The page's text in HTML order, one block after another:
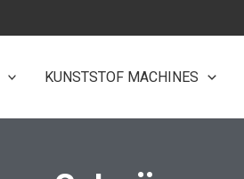
KUNSTSTOF MACHINES